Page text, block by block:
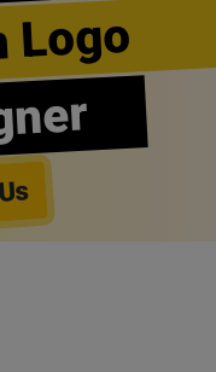
Logo